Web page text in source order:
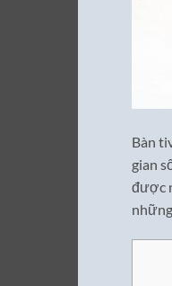
Bàn
gian
được